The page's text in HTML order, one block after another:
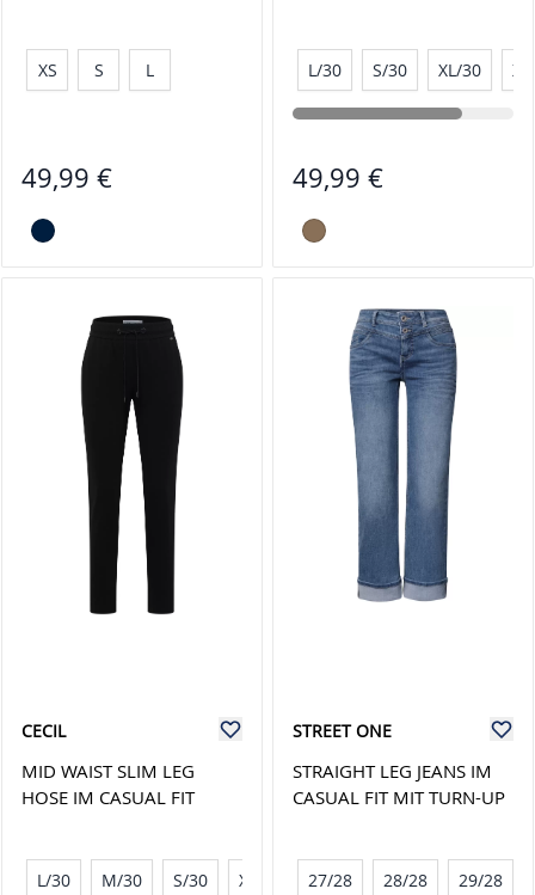
XS S L
49,99 €
L/30 S/30 XL/30
49,99 €
CECIL
MID WAIST SLIM LEG
HOSE IM CASUAL FIT
L/30 M/30 S/30 XL/30 XXL/30
STREET ONE
STRAIGHT LEG JEANS IM
CASUAL FIT MIT TURN-UP
27/28 28/28 29/28